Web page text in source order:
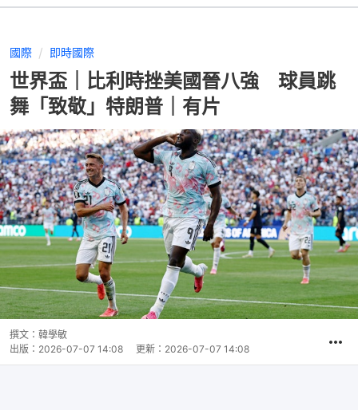
國際 即時國際
世界盃｜比利時挫美國晉八強 球員跳
舞「致敬」特朗普｜有片
撰文： 韓學敏
出版： 2026-07-07 14:08 更新： 2026-07-07 14:08